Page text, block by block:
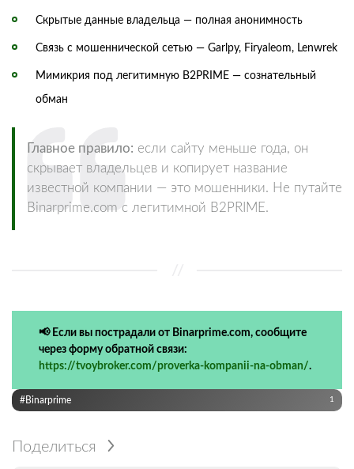
Скрытые данные владельца — полная анонимность
Связь с мошеннической сетью — Garlpy, Firyaleom, Lenwrek
Мимикрия под легитимную B2PRIME — сознательный
обман
Главное правило: если сайту меньше года, он
скрывает владельцев и копирует название
известной компании — это мошенники. Не путайте
Binarprime.com с легитимной B2PRIME.
📢 Если вы пострадали от Binarprime.com, сообщите
через форму обратной связи:
https://tvoybroker.com/proverka-kompanii-na-obman/.
#Binarprime 1
Поделиться